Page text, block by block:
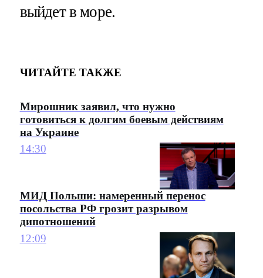
выйдет в море.
ЧИТАЙТЕ ТАКЖЕ
Мирошник заявил, что нужно
готовиться к долгим боевым действиям
на Украине
14:30
МИД Польши: намеренный перенос
посольства РФ грозит разрывом
дипотношений
12:09